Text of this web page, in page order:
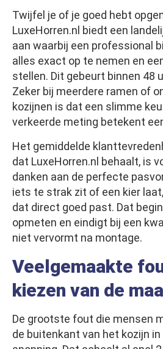
Twijfel je of je goed hebt
LuxeHorren.nl biedt een
aan waarbij een professional
alles exact op te nemen en
stellen. Dit gebeurt binnen 48
Zeker bij meerdere ramen of
kozijnen is dat een slimme
verkeerde meting betekent
Het gemiddelde
dat LuxeHorren.nl behaalt, is
danken aan de perfecte
iets te strak zit of een kier
dat direct goed past. Dat
opmeten en eindigt bij een
niet vervormt na montage.
Veelgemaakte
kiezen van de
De grootste fout die mensen
de buitenkant van het kozijn